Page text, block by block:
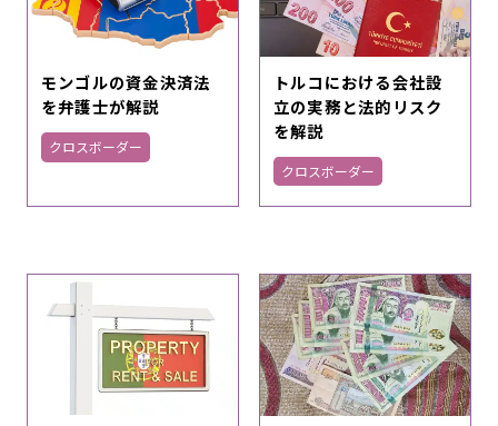
モンゴルの資金決済法
を弁護士が解説
クロスボーダー
トルコにおける会社設
立の実務と法的リスク
を解説
クロスボーダー